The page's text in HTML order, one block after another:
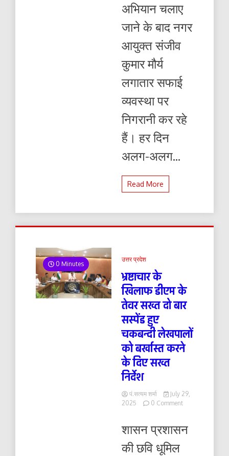
रोका
अभियान चलाए
जाने के बाद नगर
आयुक्त संजीव
कुमार मौर्य
लगातार सफाई
व्यवस्था पर
निगरानी कर रहे
हैं। हर दिन
अलग-अलग...
Read More
0 Minutes
उत्तर प्रदेश
भ्रष्टाचार के
खिलाफ डीएम के
तेवर सख्त दो बार
सस्पेंड हुए
चकबन्दी लेखपालों
को बर्खास्त करने
के दिए सख्त
निर्देश
पं.सत्यम शर्मा
July 29,
2025
0 Commenton
खिलाफ
शासन प्रशासन
की छवि धूमिल